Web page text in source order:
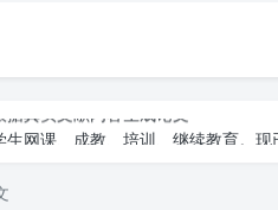
真实文献内容生成论文
生网课、成教、培训、继续教育。
生网课、成教、培训、继续教育。